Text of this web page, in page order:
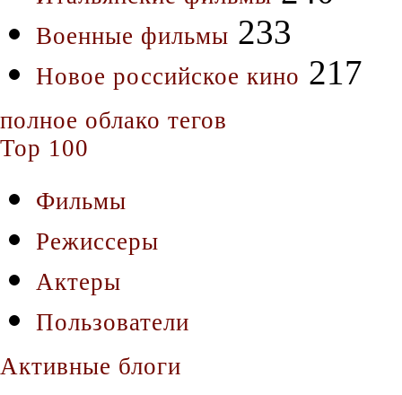
Военные фильмы 233
Новое российское кино 217
полное облако тегов
Top 100
Фильмы
Режиссеры
Актеры
Пользователи
Активные блоги